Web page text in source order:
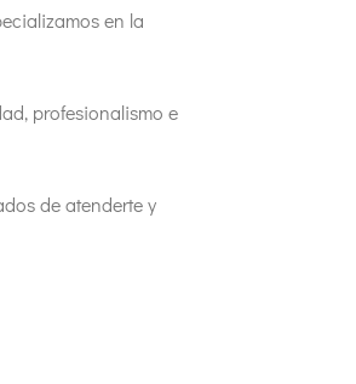
en la
profesionalismo e
de atenderte y